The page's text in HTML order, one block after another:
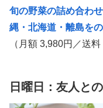
旬の野菜の詰め合わ
縄・北海道・離島をの
（月額 3,980円／送料
日曜日：友人と